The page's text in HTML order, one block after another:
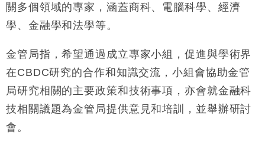
17:33
財經｜滙豐上調香港今年GDP預測至4.5% 看好貿易
及消費表現
損失近6900萬元
16:05
財經｜日經失守6.5萬點後回穩 全周仍升近2%
15:47
財經｜恒隆10月換帥 玩具「反」斗城亞洲CEO蔡德
粦接任
15:11
關多個領域的專家，涵蓋商科、電腦科學、經濟
學、金融學和法學等。
金管局指，希望通過成立專家小組，促進與學術界
在CBDC研究的合作和知識交流，小組會協助金管
局研究相關的主要政策和技術事項，亦會就金融科
技相關議題為金管局提供意見和培訓，並舉辦研討
會。